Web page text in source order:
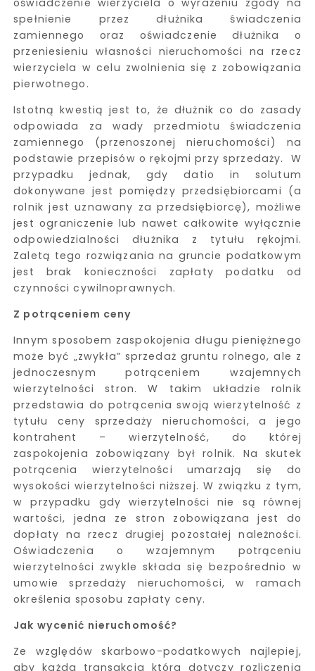
spełnienie przez dłużnika świadczenia
zamiennego oraz oświadczenie dłużnika o
przeniesieniu własności nieruchomości na rzecz
wierzyciela w celu zwolnienia się z zobowiązania
pierwotnego.
Istotną kwestią jest to, że dłużnik co do zasady
odpowiada za wady przedmiotu świadczenia
zamiennego (przenoszonej nieruchomości) na
podstawie przepisów o rękojmi przy sprzedaży. W
przypadku jednak, gdy datio in solutum
dokonywane jest pomiędzy przedsiębiorcami (a
rolnik jest uznawany za przedsiębiorcę), możliwe
jest ograniczenie lub nawet całkowite wyłącznie
odpowiedzialności dłużnika z tytułu rękojmi.
Zaletą tego rozwiązania na gruncie podatkowym
jest brak konieczności zapłaty podatku od
czynności cywilnoprawnych.
Z potrąceniem ceny
Innym sposobem zaspokojenia długu pieniężnego
może być „zwykła” sprzedaż gruntu rolnego, ale z
jednoczesnym potrąceniem wzajemnych
wierzytelności stron. W takim układzie rolnik
przedstawia do potrącenia swoją wierzytelność z
tytułu ceny sprzedaży nieruchomości, a jego
kontrahent – wierzytelność, do której
zaspokojenia zobowiązany był rolnik. Na skutek
potrącenia wierzytelności umarzają się do
wysokości wierzytelności niższej. W związku z tym,
w przypadku gdy wierzytelności nie są równej
wartości, jedna ze stron zobowiązana jest do
dopłaty na rzecz drugiej pozostałej należności.
Oświadczenia o wzajemnym potrąceniu
wierzytelności zwykle składa się bezpośrednio w
umowie sprzedaży nieruchomości, w ramach
określenia sposobu zapłaty ceny.
Jak wycenić nieruchomość?
Ze względów skarbowo-podatkowych najlepiej,
aby każda transakcja która dotyczy rozliczenia